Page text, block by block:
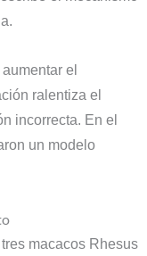
el
ralentiza el
incorrecta. En el
un modelo
macacos Rhesus